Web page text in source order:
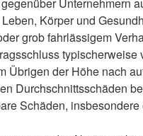
Körper und
grob fahrlässigem
typischerweise
Übrigen der Höhe nach
Durchschnittsschäden
Schäden,